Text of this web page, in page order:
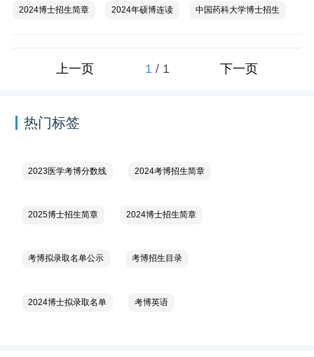
2024博士招生简章 2024年硕博连读 中国药科大学博士招生
上一页 1 / 1 下一页
热门标签
2023医学考博分数线 2024考博招生简章
2025博士招生简章 2024博士招生简章
考博拟录取名单公示 考博招生目录
2024博士拟录取名单 考博英语